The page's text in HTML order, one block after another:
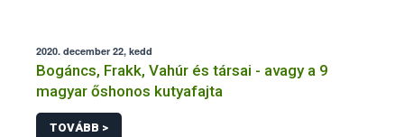
2020. december 22, kedd
Bogáncs, Frakk, Vahúr és társai - avagy a 9
magyar őshonos kutyafajta
TOVÁBB >